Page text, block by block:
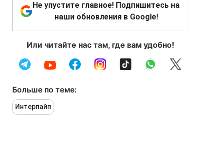
Не упустите главное! Подпишитесь на
наши обновления в Google!
Или читайте нас там, где вам удобно!
Больше по теме:
Интерпайп